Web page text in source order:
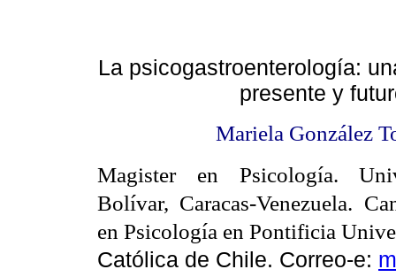
La psicogastroenterología:
presente y
Mariela González
Magister en Psicología.
Bolívar, Caracas-Venezuela.
en Psicología en Pontificia
Católica de Chile. Correo-e: